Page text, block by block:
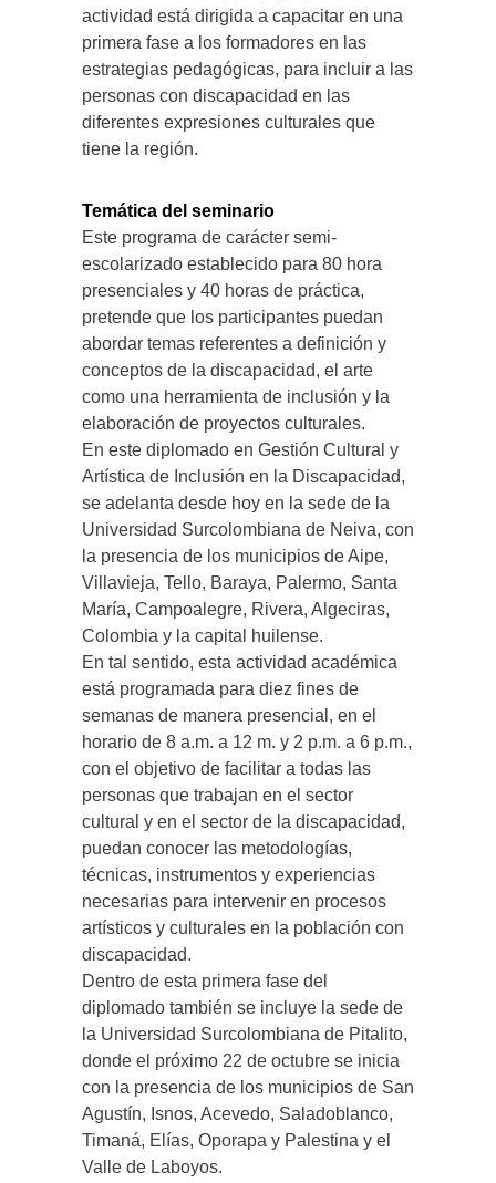
actividad está dirigida a capacitar en una
primera fase a los formadores en las
estrategias pedagógicas, para incluir a las
personas con discapacidad en las
diferentes expresiones culturales que
tiene la región.
Temática del seminario
Este programa de carácter semi-
escolarizado establecido para 80 hora
presenciales y 40 horas de práctica,
pretende que los participantes puedan
abordar temas referentes a definición y
conceptos de la discapacidad, el arte
como una herramienta de inclusión y la
elaboración de proyectos culturales.
En este diplomado en Gestión Cultural y
Artística de Inclusión en la Discapacidad,
se adelanta desde hoy en la sede de la
Universidad Surcolombiana de Neiva, con
la presencia de los municipios de Aipe,
Villavieja, Tello, Baraya, Palermo, Santa
María, Campoalegre, Rivera, Algeciras,
Colombia y la capital huilense.
En tal sentido, esta actividad académica
está programada para diez fines de
semanas de manera presencial, en el
horario de 8 a.m. a 12 m. y 2 p.m. a 6 p.m.,
con el objetivo de facilitar a todas las
personas que trabajan en el sector
cultural y en el sector de la discapacidad,
puedan conocer las metodologías,
técnicas, instrumentos y experiencias
necesarias para intervenir en procesos
artísticos y culturales en la población con
discapacidad.
Dentro de esta primera fase del
diplomado también se incluye la sede de
la Universidad Surcolombiana de Pitalito,
donde el próximo 22 de octubre se inicia
con la presencia de los municipios de San
Agustín, Isnos, Acevedo, Saladoblanco,
Timaná, Elías, Oporapa y Palestina y el
Valle de Laboyos.